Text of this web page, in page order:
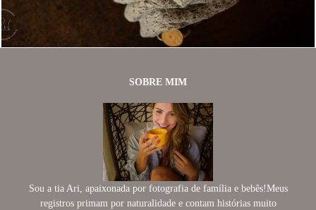
987 38
SOBRE MIM
Sou a tia Ari, apaixonada por fotografia de família e bebês!Meus
registros primam por naturalidade e contam histórias muito